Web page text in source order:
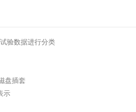
验数据进行分类
盘插套
示